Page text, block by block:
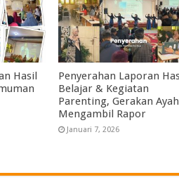
Hasil
Penyerahan Laporan
Belajar & Kegiatan
Parenting, Gerakan Ayah
Mengambil Rapor
Januari 7, 2026